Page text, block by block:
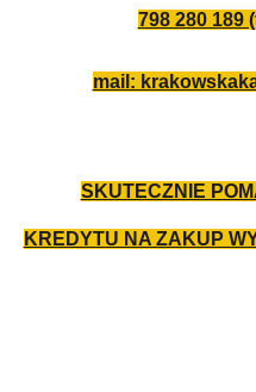
798 280 189
mail:
SKUTECZNIE
KREDYTU NA ZAKUP